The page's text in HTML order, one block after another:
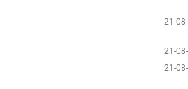
21-
21-
21-